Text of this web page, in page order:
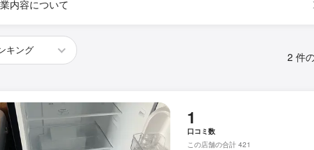
内容について
2 件
1
口コミ数
この店舗の合計 421